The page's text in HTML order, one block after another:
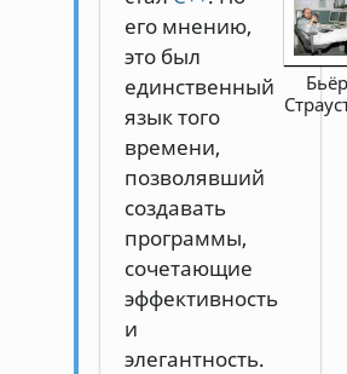
его мнению,
это был
единственный
язык того
времени,
позволявший
создавать
программы,
сочетающие
эффективность
и
элегантность.